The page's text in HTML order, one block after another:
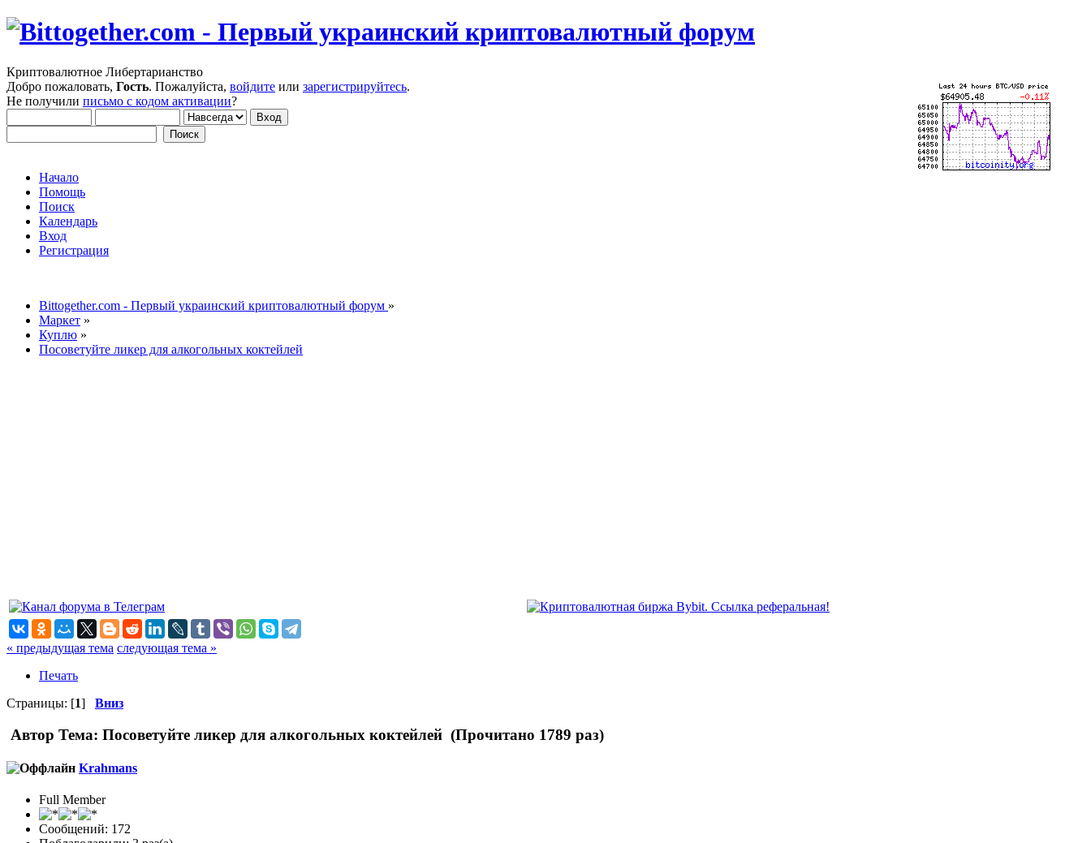
Криптовалютное Либертарианство
Добро пожаловать, Гость. Пожалуйста, войдите или зарегистрируйтесь.
Не получили письмо с кодом активации?
Начало
Помощь
Поиск
Календарь
Вход
Регистрация
Bittogether.com - Первый украинский криптовалютный форум »
Маркет »
Куплю »
Посоветуйте ликер для алкогольных коктейлей
« предыдущая тема следующая тема »
Печать
Страницы: [1] Вниз
Автор Тема: Посоветуйте ликер для алкогольных коктейлей (Прочитано 1789 раз)
Krahmans
Full Member
Сообщений: 172